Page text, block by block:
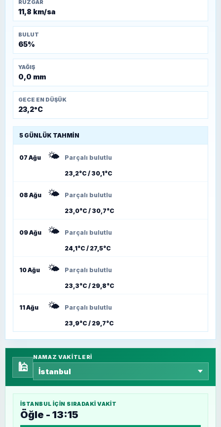
RÜZGAR
11,8 km/sa
BULUT
65%
YAĞIŞ
0,0 mm
GECE EN DÜŞÜK
23,2°C
5 GÜNLÜK TAHMIN
07 Ağu 🌤️ Parçalı bulutlu
23,2°C / 30,1°C
08 Ağu 🌤️ Parçalı bulutlu
23,0°C / 30,7°C
09 Ağu 🌤️ Parçalı bulutlu
24,1°C / 27,5°C
10 Ağu 🌤️ Parçalı bulutlu
23,3°C / 29,8°C
11 Ağu 🌤️ Parçalı bulutlu
23,9°C / 29,7°C
🕌
NAMAZ VAKITLERI
İSTANBUL IÇIN SIRADAKI VAKIT
Öğle - 13:15